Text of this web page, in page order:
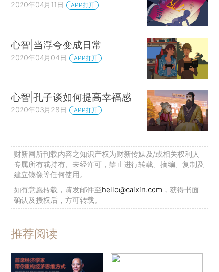
2020年04月11日 APP打开
心智|当浮夸变成日常
2020年04月04日 APP打开
心智|孔子谈如何提高幸福感
2020年03月28日 APP打开
财新网所刊载内容之知识产权为财新传媒及/或相关权利人
专属所有或持有。未经许可，禁止进行转载、摘编、复制及
建立镜像等任何使用。
如有意愿转载，请发邮件至hello@caixin.com ，获得书面
确认及授权后，方可转载。
推荐阅读